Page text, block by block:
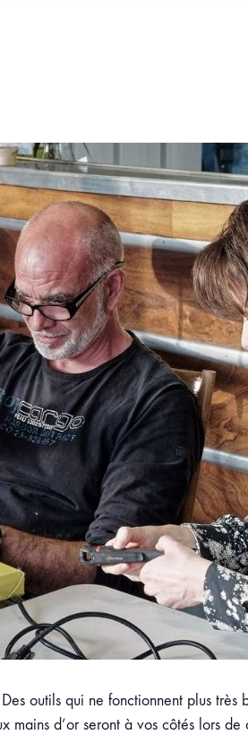
outils qui ne fonctionnent plus
mains d’or seront à vos côtés lors